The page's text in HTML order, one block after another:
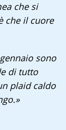
che si
che il cuore
sono
di tutto
plaid caldo